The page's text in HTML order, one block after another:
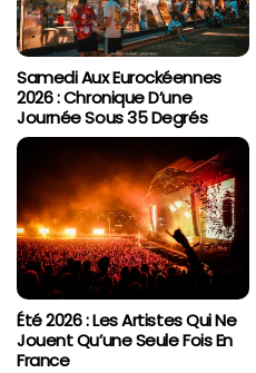
Samedi Aux Eurockéennes
2026 : Chronique D’une
Journée Sous 35 Degrés
Été 2026 : Les Artistes Qui Ne
Jouent Qu’une Seule Fois En
France